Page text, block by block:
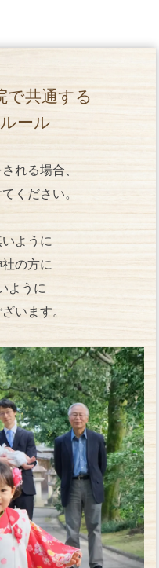
で共通する
ール
れる場合、
ください。
ように
の方に
ように
います。